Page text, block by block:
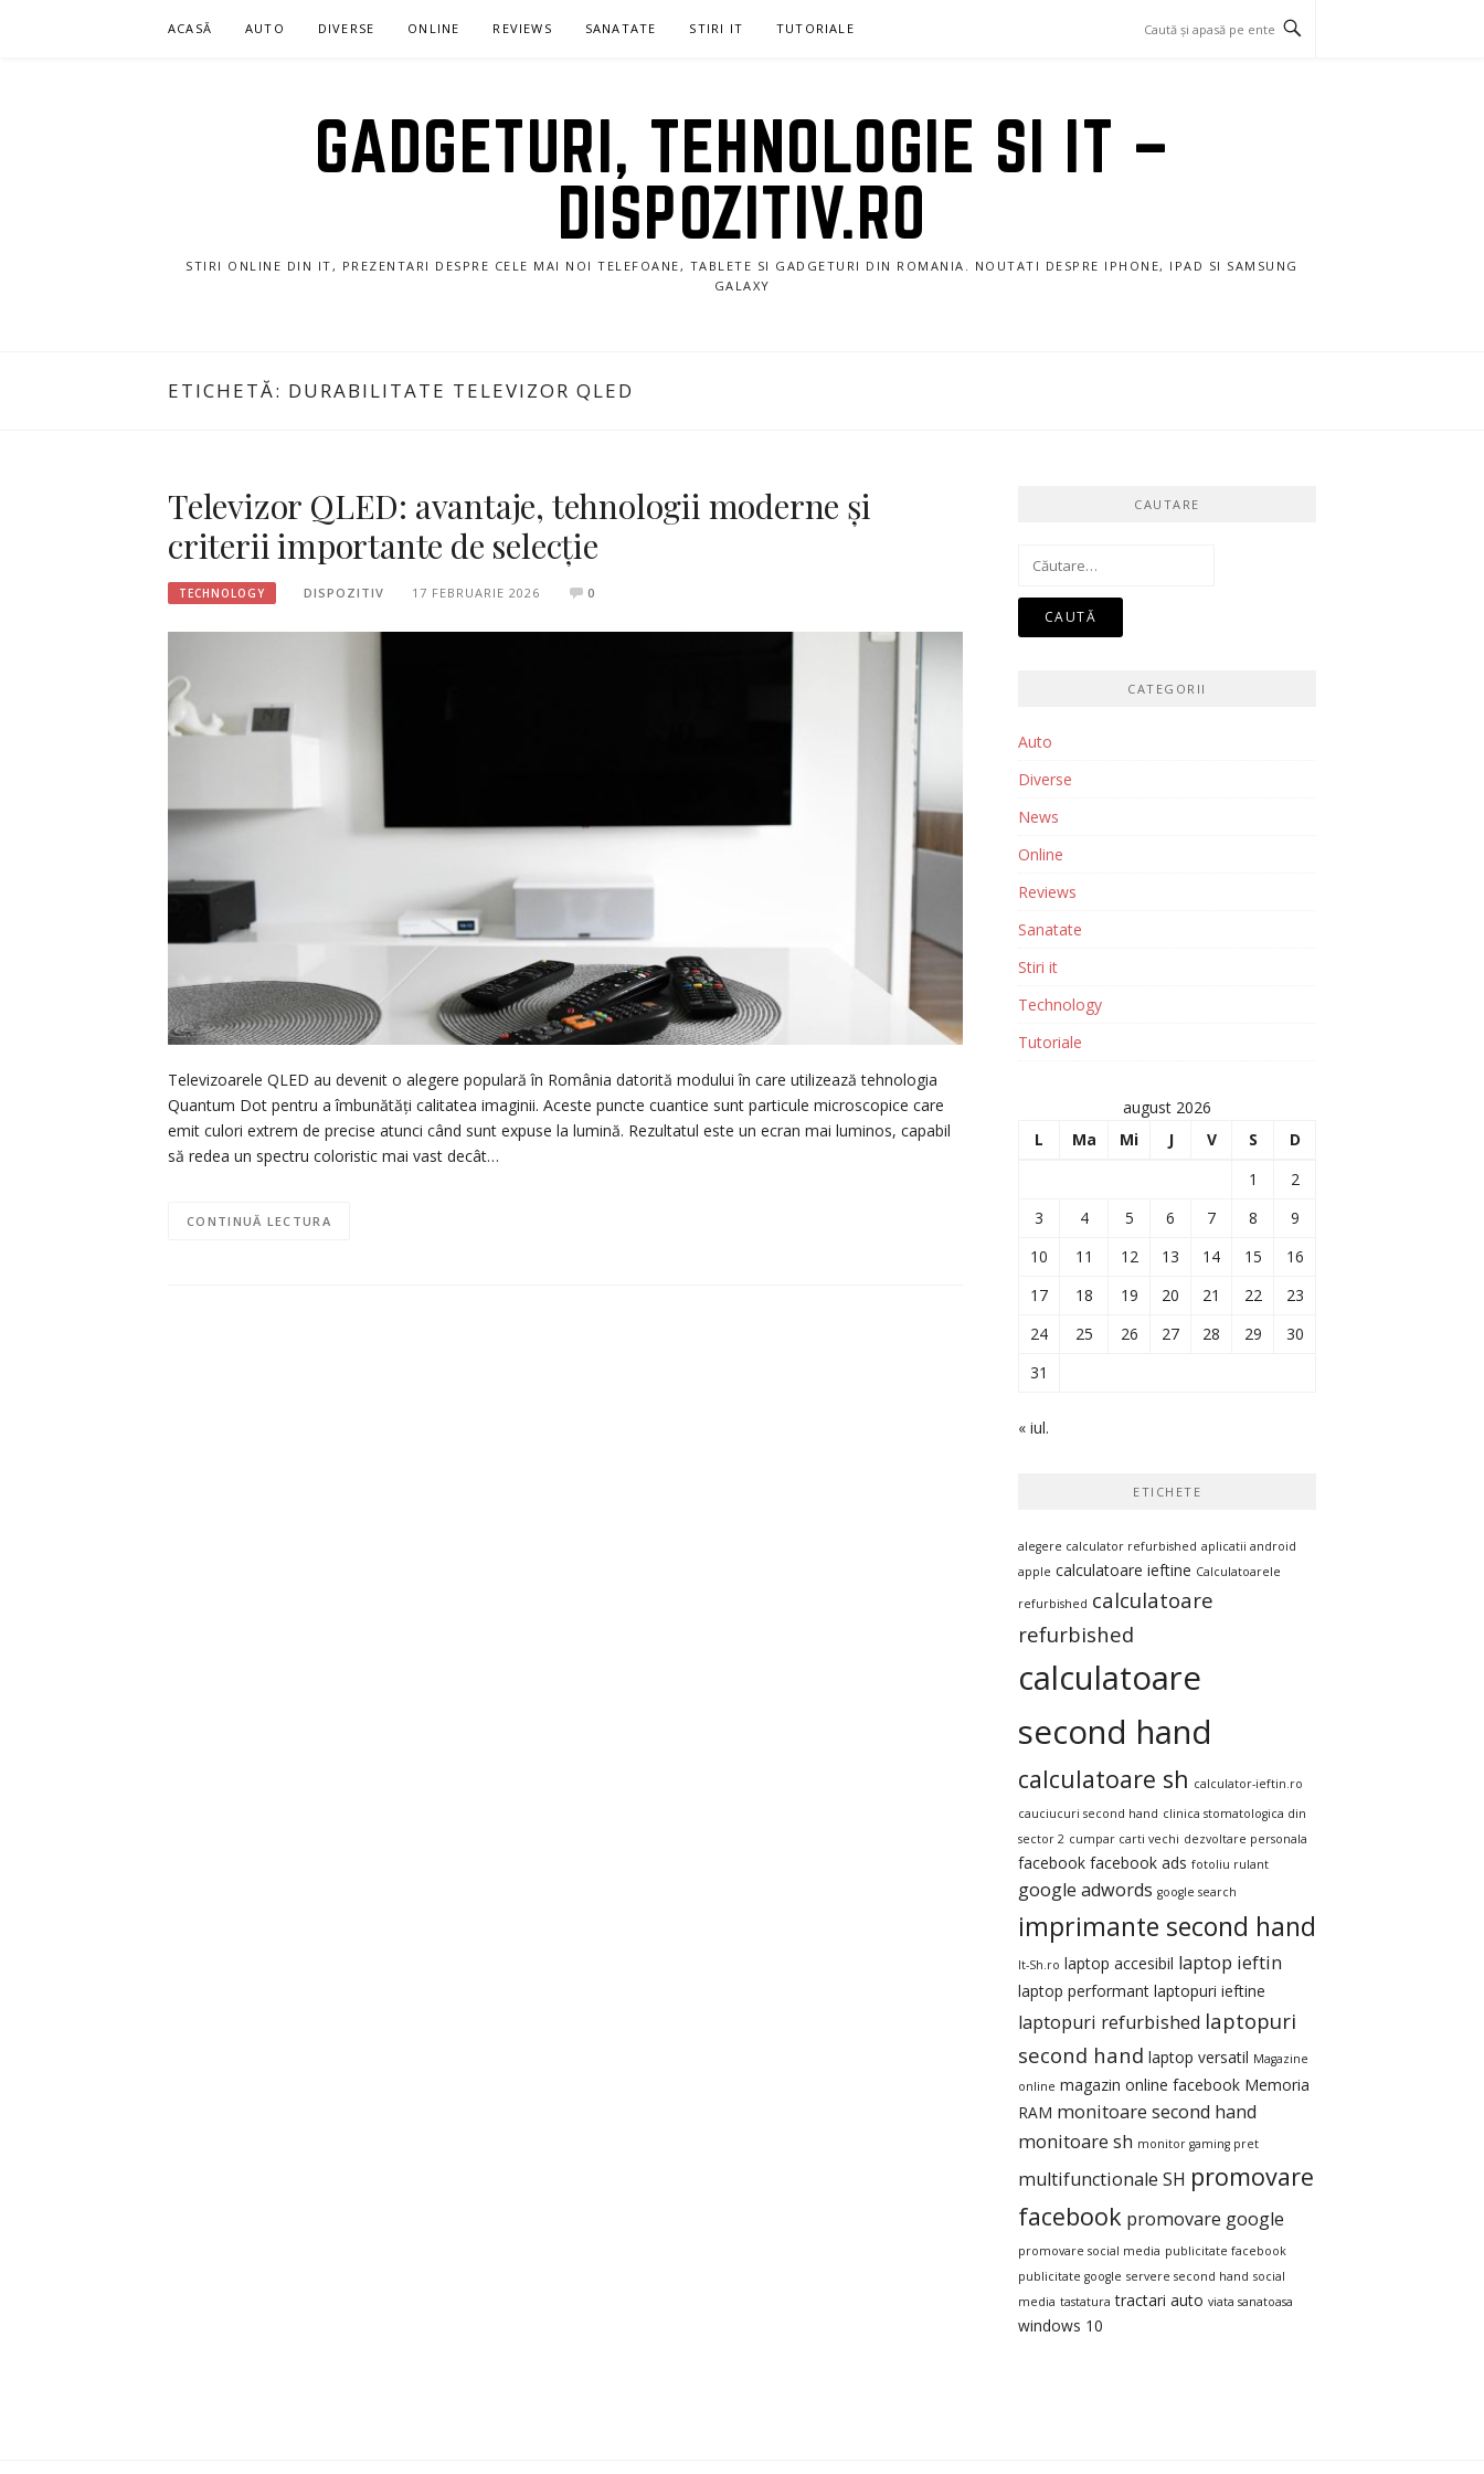
ACASĂ AUTO DIVERSE ONLINE REVIEWS SANATATE STIRI IT TUTORIALE
GADGETURI, TEHNOLOGIE SI IT –
DISPOZITIV.RO
STIRI ONLINE DIN IT, PREZENTARI DESPRE CELE MAI NOI TELEFOANE, TABLETE SI GADGETURI DIN ROMANIA. NOUTATI DESPRE IPHONE, IPAD SI SAMSUNG
GALAXY
ETICHETĂ: DURABILITATE TELEVIZOR QLED
Televizor QLED: avantaje, tehnologii moderne și
criterii importante de selecție
TECHNOLOGY DISPOZITIV 17 FEBRUARIE 2026 0
Televizoarele QLED au devenit o alegere populară în România datorită modului în care utilizează tehnologia
Quantum Dot pentru a îmbunătăți calitatea imaginii. Aceste puncte cuantice sunt particule microscopice care
emit culori extrem de precise atunci când sunt expuse la lumină. Rezultatul este un ecran mai luminos, capabil
să redea un spectru coloristic mai vast decât…
CONTINUĂ LECTURA
CAUTARE
Caută
CATEGORII
Auto
Diverse
News
Online
Reviews
Sanatate
Stiri it
Technology
Tutoriale
august 2026
L
Ma Mi J V S
D
1
2
3
4 5 6 7 8
9
10
11 12 13 14 15
16
17
18 19 20 21 22
23
24
25 26 27 28 29
30
31
« iul.
ETICHETE
alegere calculator refurbished aplicatii android
apple calculatoare ieftine Calculatoarele
refurbished calculatoare
refurbished
calculatoare
second hand
calculatoare sh calculator-ieftin.ro
cauciucuri second hand clinica stomatologica din
sector 2 cumpar carti vechi dezvoltare personala
facebook facebook ads fotoliu rulant
google adwords google search
imprimante second hand
It-Sh.ro laptop accesibil laptop ieftin
laptop performant laptopuri ieftine
laptopuri refurbished laptopuri
second hand laptop versatil Magazine
online magazin online facebook Memoria
RAM monitoare second hand
monitoare sh monitor gaming pret
multifunctionale SH promovare
facebook promovare google
promovare social media publicitate facebook
publicitate google servere second hand social
media tastatura tractari auto viata sanatoasa
windows 10